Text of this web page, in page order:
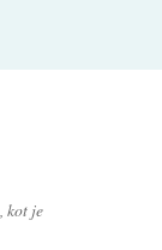
kot je